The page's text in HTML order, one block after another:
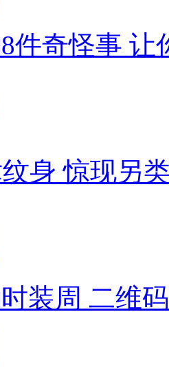
件奇怪事 让
身 惊现另
装周 二维